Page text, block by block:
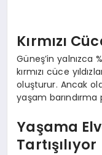
Kırmızı
Güneş’in yalnızca
kırmızı cüce
oluşturur. Ancak
yaşam
Yaşama
Tartışılıyor